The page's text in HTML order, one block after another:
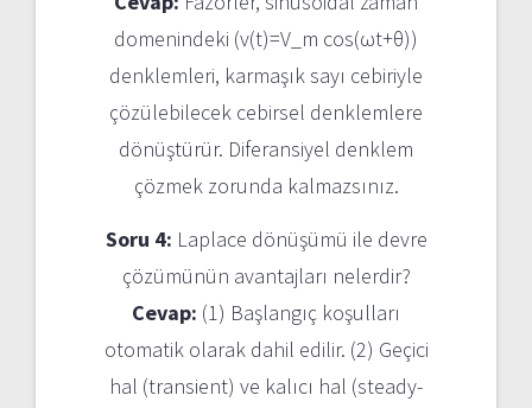
domenindeki (v(t)=V_m cos(ωt+θ))
denklemleri, karmaşık sayı cebiriyle
çözülebilecek cebirsel denklemlere
dönüştürür. Diferansiyel denklem
çözmek zorunda kalmazsınız.
Soru 4: Laplace dönüşümü ile devre
çözümünün avantajları nelerdir?
Cevap: (1) Başlangıç koşulları
otomatik olarak dahil edilir. (2) Geçici
hal (transient) ve kalıcı hal (steady-